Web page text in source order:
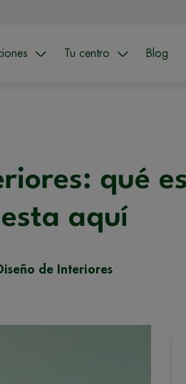
Tu centro Blog
qué
aquí
de Interiores